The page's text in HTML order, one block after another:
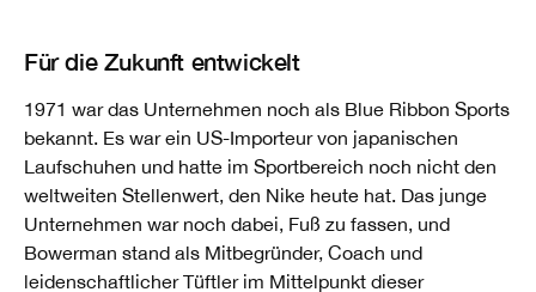
Für die Zukunft entwickelt
1971 war das Unternehmen noch als Blue Ribbon Sports
bekannt. Es war ein US-Importeur von japanischen
Laufschuhen und hatte im Sportbereich noch nicht den
weltweiten Stellenwert, den Nike heute hat. Das junge
Unternehmen war noch dabei, Fuß zu fassen, und
Bowerman stand als Mitbegründer, Coach und
leidenschaftlicher Tüftler im Mittelpunkt dieser